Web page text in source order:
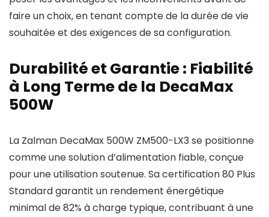
faire un choix, en tenant compte de la durée de vie
souhaitée et des exigences de sa configuration.
Durabilité et Garantie : Fiabilité
à Long Terme de la DecaMax
500W
La Zalman DecaMax 500W ZM500-LX3 se positionne
comme une solution d’alimentation fiable, conçue
pour une utilisation soutenue. Sa certification 80 Plus
Standard garantit un rendement énergétique
minimal de 82% à charge typique, contribuant à une